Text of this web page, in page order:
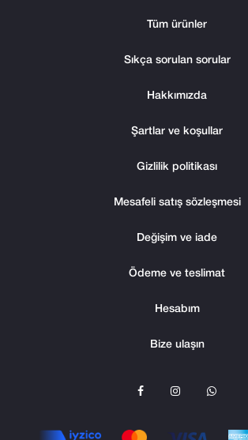
Tüm ürünler
Sıkça sorulan sorular
Hakkımızda
Şartlar ve koşullar
Gizlilik politikası
Mesafeli satış sözleşmesi
Değişim ve iade
Ödeme ve teslimat
Hesabım
Bize ulaşın
b
a